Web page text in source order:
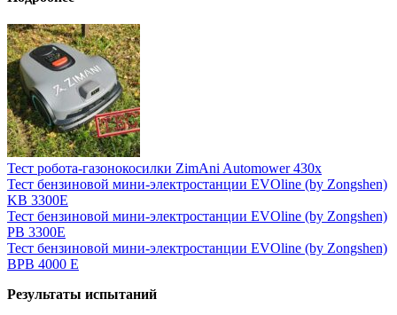
Тест робота-газонокосилки ZimAni Automower 430х
Тест бензиновой мини-электростанции EVOline (by Zongshen)
KB 3300E
Тест бензиновой мини-электростанции EVOline (by Zongshen)
PB 3300E
Тест бензиновой мини-электростанции EVOline (by Zongshen)
BPB 4000 E
Результаты испытаний